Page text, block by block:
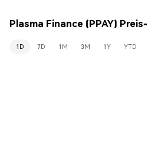
Plasma Finance (PPAY)
1D 7D 1M 3M 1Y YTD